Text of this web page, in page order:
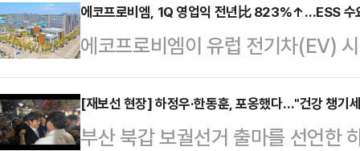
BIC)에 17년 연속 편입됐다고 29
능경영지수(DJSI)를 개편해 도입
벌(S&P Global)이 실시하는 기업
매년 발표된다.이 지수는 전 세계
이치뱅크 등 글로벌 자산운용사를
에코프로비엠, 1Q 영업익 전년比 823%↑…ESS 수
에코프로비엠이 유럽 전기차(EV)
따른 에너지저장장치(ESS) 수요
유지하며 실적 개선 흐름을 이어갔
6054억원, 영업이익 209억원을
[재보선 현장] 하정우·한동훈, 포옹했다…"건강 챙기
부산 북갑 보궐선거 출마를 선언한